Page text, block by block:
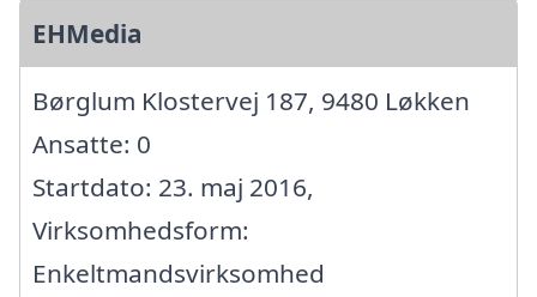
EHMedia
Børglum Klostervej 187, 9480 Løkken
Ansatte: 0
Startdato: 23. maj 2016,
Virksomhedsform:
Enkeltmandsvirksomhed